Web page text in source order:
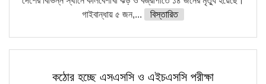
গাইবান্ধায় ৫ জন,...
বিস্তারিত
কঠোর হচ্ছে এসএসসি ও এইচএসসি পরীক্ষা